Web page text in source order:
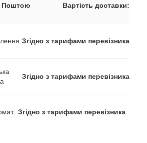
Поштою Вартість доставки:
Згідно з тарифами перевізника
Згідно з тарифами перевізника
Згідно з тарифами перевізника